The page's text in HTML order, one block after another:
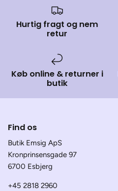
Hurtig fragt og nem
retur
Køb online & returner i
butik
Find os
Butik Emsig ApS
Kronprinsensgade 97
6700 Esbjerg
+45 2818 2960